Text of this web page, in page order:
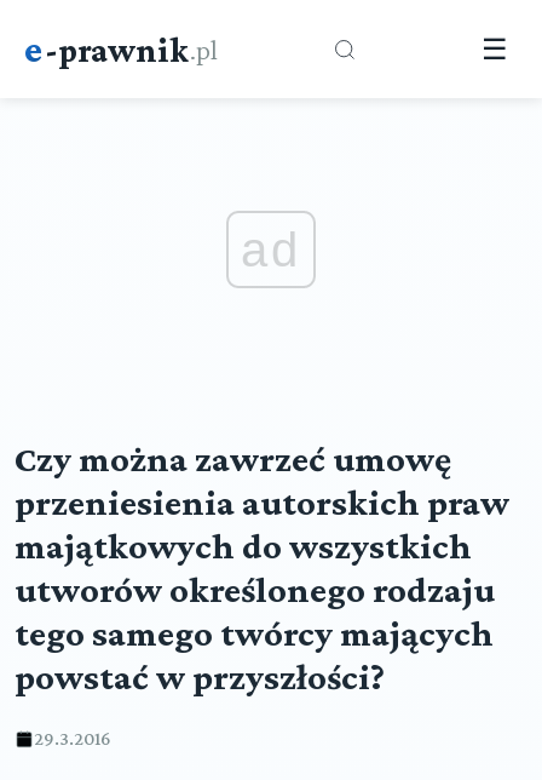
e-prawnik.pl ☰
ad
Czy można zawrzeć umowę
przeniesienia autorskich praw
majątkowych do wszystkich
utworów określonego rodzaju
tego samego twórcy mających
powstać w przyszłości?
29.3.2016